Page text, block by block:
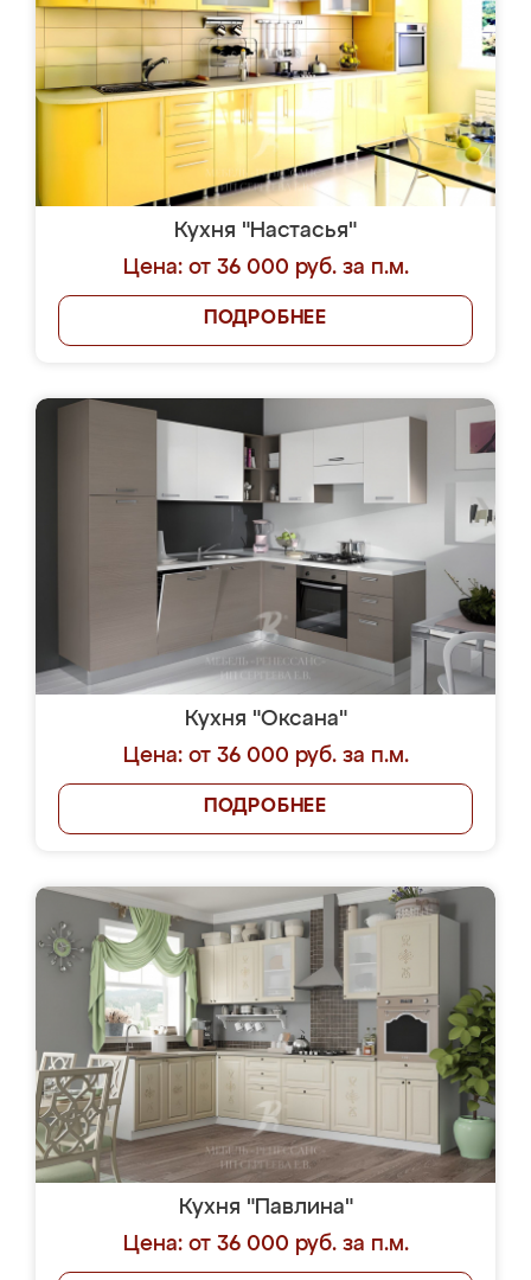
Кухня "Настасья"
Цена: от 36 000 руб. за п.м.
ПОДРОБНЕЕ
Кухня "Оксана"
Цена: от 36 000 руб. за п.м.
ПОДРОБНЕЕ
Кухня "Павлина"
Цена: от 36 000 руб. за п.м.